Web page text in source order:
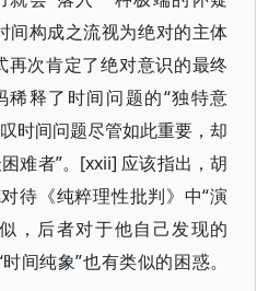
间构成之流视为绝对的主体
再次肯定了绝对意识的最终
释了时间问题的“独特意
时间问题尽管如此重要，却
难者”。[xxii] 应该指出，胡
待《纯粹理性批判》中“演
，后者对于他自己发现的
间纯象”也有类似的困惑。